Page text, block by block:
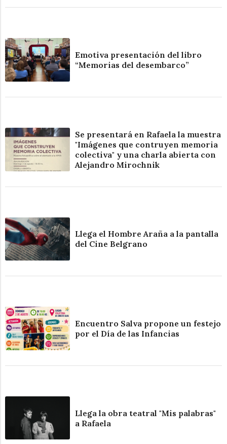
Emotiva presentación del libro
“Memorias del desembarco”
Se presentará en Rafaela la muestra
"Imágenes que contruyen memoria
colectiva" y una charla abierta con
Alejandro Mirochnik
Llega el Hombre Araña a la pantalla
del Cine Belgrano
Encuentro Salva propone un festejo
por el Día de las Infancias
Llega la obra teatral "Mis palabras"
a Rafaela